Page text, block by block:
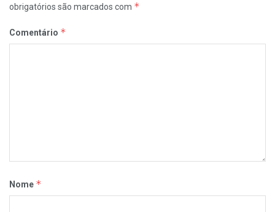
obrigatórios são marcados com *
Comentário *
Nome *